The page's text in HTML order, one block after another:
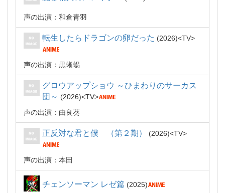
声の出演：和倉青羽
転生したらドラゴンの卵だった 2026 TV
声の出演：黒蜥蜴
グロウアップショウ ～ひまわりのサーカス
団～
2026
TV
声の出演：由良葵
正反対な君と僕 （第２期） 2026 TV
声の出演：本田
チェンソーマン レゼ篇 2025